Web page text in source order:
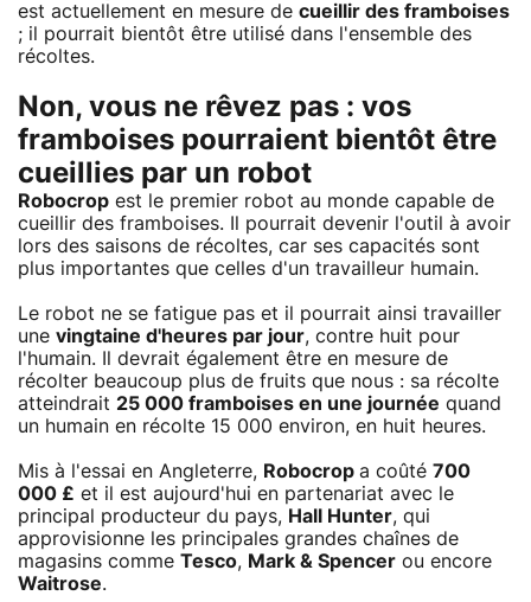
est actuellement en mesure de cueillir des framboises
; il pourrait bientôt être utilisé dans l'ensemble des
récoltes.
Non, vous ne rêvez pas : vos
framboises pourraient bientôt être
cueillies par un robot
Robocrop est le premier robot au monde capable de
cueillir des framboises. Il pourrait devenir l'outil à avoir
lors des saisons de récoltes, car ses capacités sont
plus importantes que celles d'un travailleur humain.
Le robot ne se fatigue pas et il pourrait ainsi travailler
une vingtaine d'heures par jour, contre huit pour
l'humain. Il devrait également être en mesure de
récolter beaucoup plus de fruits que nous : sa récolte
atteindrait 25 000 framboises en une journée quand
un humain en récolte 15 000 environ, en huit heures.
Mis à l'essai en Angleterre, Robocrop a coûté 700
000 £ et il est aujourd'hui en partenariat avec le
principal producteur du pays, Hall Hunter, qui
approvisionne les principales grandes chaînes de
magasins comme Tesco, Mark & Spencer ou encore
Waitrose.